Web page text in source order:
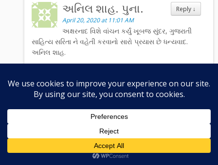
Reply ↓
અનિલ શાહ. પુના.
April 20, 2020 at 11:01 AM
અક્ષરનાદ વિશે વાંચન કર્યું ખૂબજ સુંદર, ગુજરાતી
સાહિત્ય સરિતા ને વહેતી કરવાનો સારો પ્રયાસ છે ધન્યવાદ.
અનિલ શાહ.
Reply
Shakuntala
real amazing….nice to know that someone do that